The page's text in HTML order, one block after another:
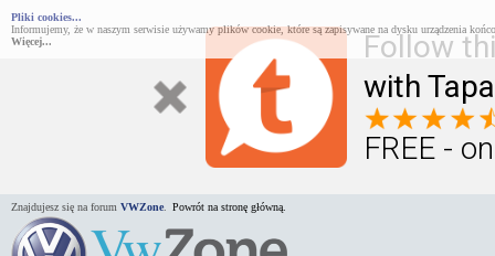
Follow
with
FREE -
Pliki cookies...
Informujemy, że w naszym serwisie używamy plików cookie, które są zapisywane na dysku urządzenia
Więcej...
Znajdujesz się na forum VWZone Powrót na stronę główną.